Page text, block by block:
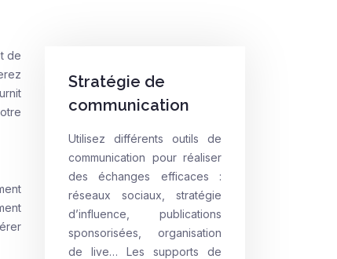
de
Stratégie de
communication
Utilisez différents outils de
communication pour réaliser
des échanges efficaces :
réseaux sociaux, stratégie
d’influence, publications
sponsorisées, organisation
de live… Les supports de